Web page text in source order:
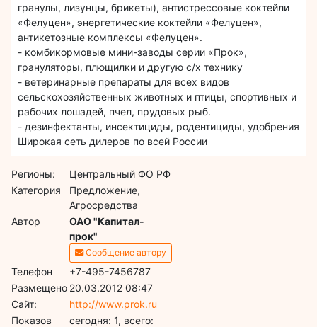
гранулы, лизунцы, брикеты), антистрессовые коктейли
«Фелуцен», энергетические коктейли «Фелуцен»,
антикетозные комплексы «Фелуцен».
- комбикормовые мини-заводы серии «Прок»,
грануляторы, плющилки и другую с/х технику
- ветеринарные препараты для всех видов
сельскохозяйственных животных и птицы, спортивных и
рабочих лошадей, пчел, прудовых рыб.
- дезинфектанты, инсектициды, родентициды, удобрения
Широкая сеть дилеров по всей России
Регионы:
Центральный ФО РФ
Категория
Предложение,
Агросредства
Автор
ОАО "Капитал-
прок"
Сообщение автору
Телефон
+7-495-7456787
Размещено 20.03.2012 08:47
Сайт:
http://www.prok.ru
Показов
cегодня: 1, всего: